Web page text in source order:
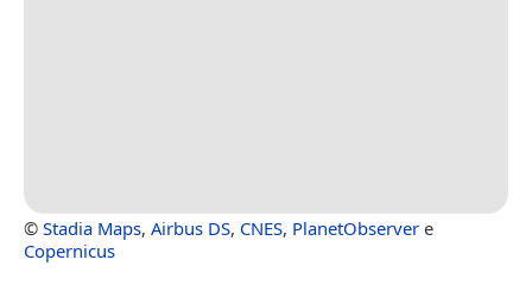
© Stadia Maps, Airbus DS, CNES, PlanetObserver e
Copernicus